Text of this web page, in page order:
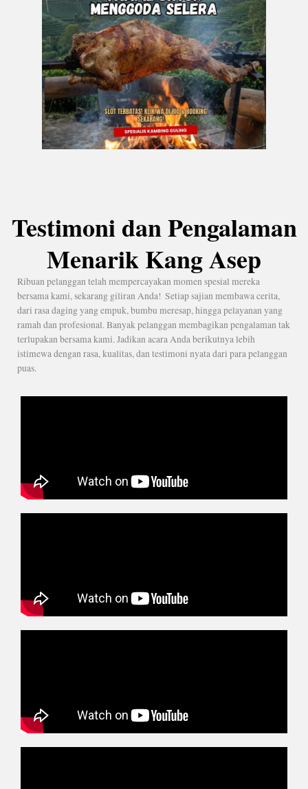
Testimoni dan Pengalaman
Menarik Kang Asep
Ribuan pelanggan telah mempercayakan momen spesial mereka
bersama kami, sekarang giliran Anda! Setiap sajian membawa cerita,
dari rasa daging yang empuk, bumbu meresap, hingga pelayanan yang
ramah dan profesional. Banyak pelanggan membagikan pengalaman tak
terlupakan bersama kami. Jadikan acara Anda berikutnya lebih
istimewa dengan rasa, kualitas, dan testimoni nyata dari para pelanggan
puas.